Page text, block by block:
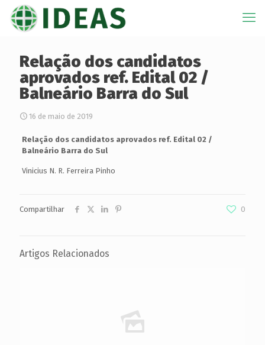
Relação dos candidatos
aprovados ref. Edital 02 /
Balneário Barra do Sul
16 de maio de 2019
Relação dos candidatos aprovados ref. Edital 02 /
Balneário Barra do Sul
Vinicius N. R. Ferreira Pinho
Compartilhar 0
Artigos Relacionados